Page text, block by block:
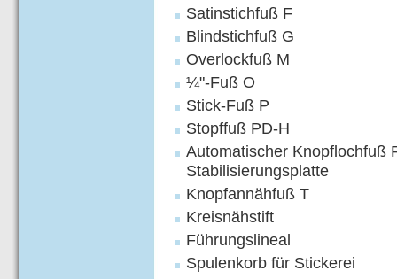
Satinstichfuß F
Blindstichfuß G
Overlockfuß M
¼"-Fuß O
Stick-Fuß P
Stopffuß PD-H
Automatischer Knopflochfuß
Stabilisierungsplatte
Knopfannähfuß T
Kreisnähstift
Führungslineal
Spulenkorb für Stickerei